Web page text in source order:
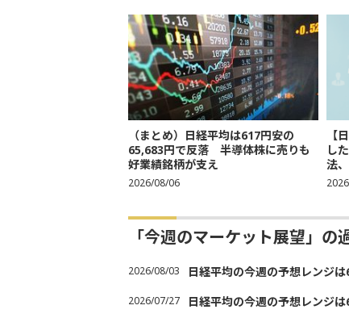
（まとめ）日経平均は617円安の
65,683円で反落 半導体株に売りも
好業績銘柄が支え
2026/08/06
【
し
法
「今週のマーケット展望」の
2026/08/03 日経平均の今週の予想レンジ
2026/07/27 日経平均の今週の予想レンジ